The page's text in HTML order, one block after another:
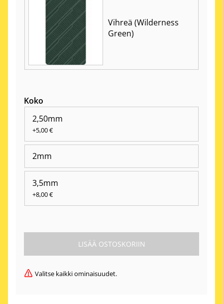
Vihreä (Wilderness
Green)
Koko
2,50mm
+5,00 €
2mm
3,5mm
+8,00 €
Valitse kaikki ominaisuudet.